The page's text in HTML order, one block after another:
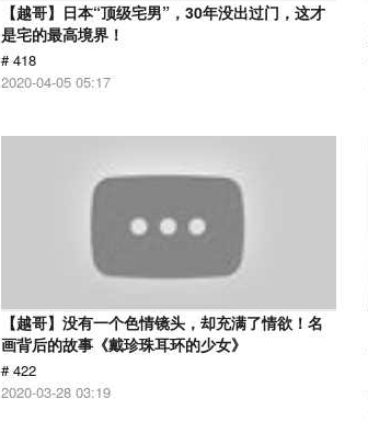
【越哥】日本“顶级宅男”，30年没出过门，这才
是宅的最高境界！
# 418
2020-04-05 05:17
【越哥】没有一个色情镜头，却充满了情欲！名
画背后的故事《戴珍珠耳环的少女》
# 422
2020-03-28 03:19